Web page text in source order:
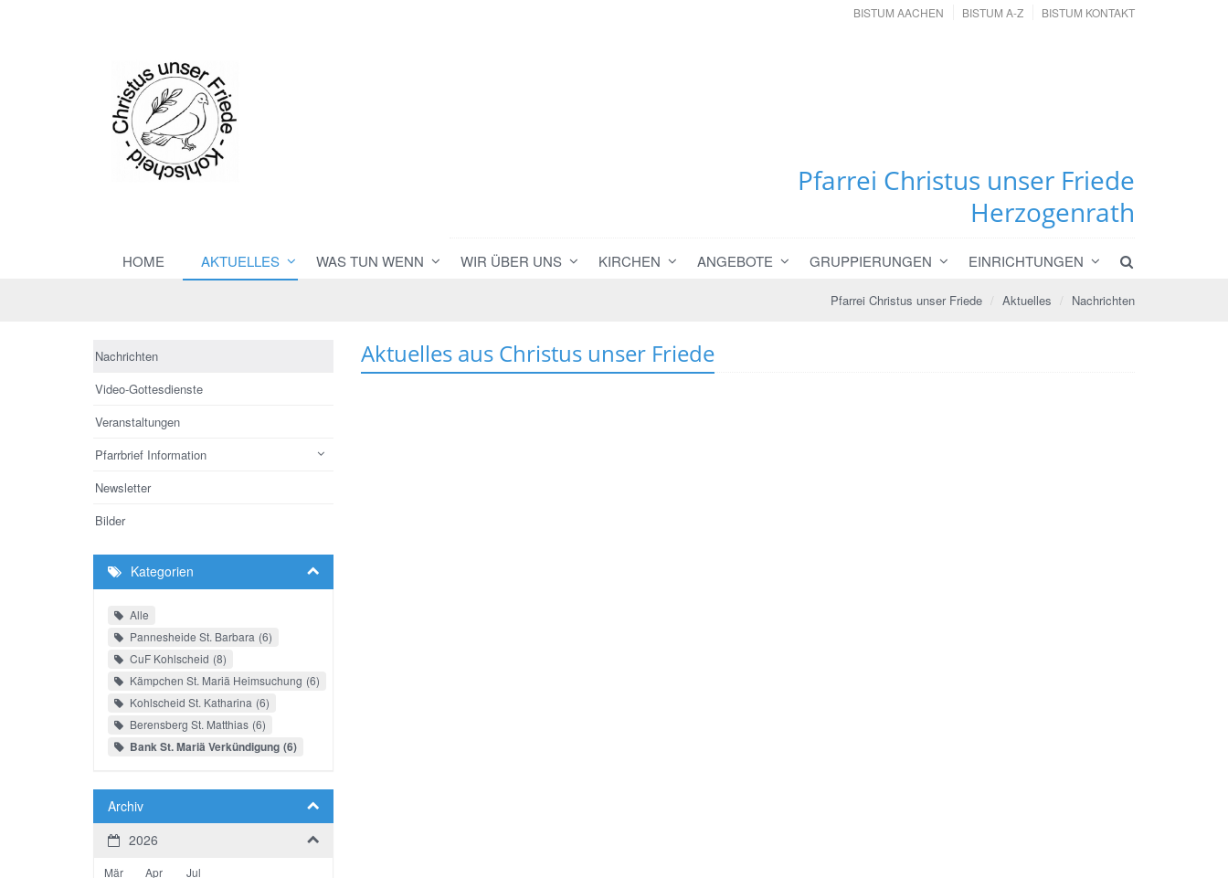
BISTUM AACHEN BISTUM A-Z BISTUM KONTAKT
Pfarrei Christus unser Friede
Herzogenrath
HOME AKTUELLES WAS TUN WENN WIR ÜBER UNS KIRCHEN ANGEBOTE GRUPPIERUNGEN EINRICHTUNGEN
Pfarrei Christus unser Friede Aktuelles Nachrichten
Aktuelles aus Christus unser Friede
Nachrichten
Video-Gottesdienste
Veranstaltungen
Pfarrbrief Information
Newsletter
Bilder
Kategorien
Alle
Pannesheide St. Barbara 6
CuF Kohlscheid 8
Kämpchen St. Mariä Heimsuchung 6
Kohlscheid St. Katharina 6
Berensberg St. Matthias 6
Bank St. Mariä Verkündigung 6
Archiv
2026
Mär Apr Jul